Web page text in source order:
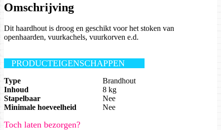
Omschrijving
Dit haardhout is droog en geschikt voor het stoken van
openhaarden, vuurkachels, vuurkorven e.d.
PRODUCTEIGENSCHAPPEN
Type
Brandhout
Inhoud
8 kg
Stapelbaar
Nee
Minimale hoeveelheid
Nee
Toch laten bezorgen?